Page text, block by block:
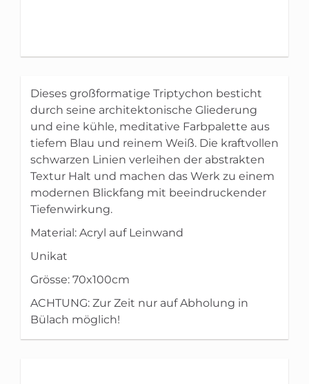
Dieses großformatige Triptychon besticht
durch seine architektonische Gliederung
und eine kühle, meditative Farbpalette aus
tiefem Blau und reinem Weiß. Die kraftvollen
schwarzen Linien verleihen der abstrakten
Textur Halt und machen das Werk zu einem
modernen Blickfang mit beeindruckender
Tiefenwirkung.
Material: Acryl auf Leinwand
Unikat
Grösse: 70x100cm
ACHTUNG: Zur Zeit nur auf Abholung in
Bülach möglich!